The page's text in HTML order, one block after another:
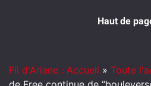
Haut de
Fil d'Ariane : Accueil » Toute